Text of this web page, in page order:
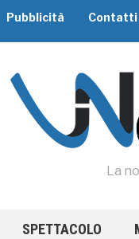
Pubblicità Contatti
La
SPETTACOLO